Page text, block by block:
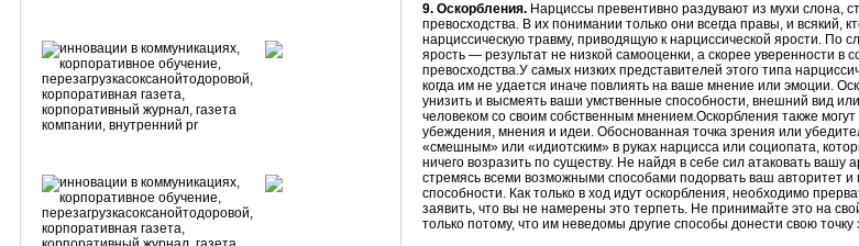
9. Оскорбления. Нарциссы превентивно раздувают из мухи слона,
превосходства. В их понимании только они всегда правы, и всякий,
нарциссическую травму, приводящую к нарциссической ярости. По
ярость — результат не низкой самооценки, а скорее уверенности в
превосходства.У самых низких представителей этого типа
когда им не удается иначе повлиять на ваше мнение или эмоции.
унизить и высмеять ваши умственные способности, внешний вид
человеком со своим собственным мнением.Оскорбления также
убеждения, мнения и идеи. Обоснованная точка зрения или
«смешным» или «идиотским» в руках нарцисса или социопата,
ничего возразить по существу. Не найдя в себе сил атаковать вашу
стремясь всеми возможными способами подорвать ваш авторитет
способности. Как только в ход идут оскорбления, необходимо
заявить, что вы не намерены это терпеть. Не принимайте это на
только потому, что им неведомы другие способы донести свою точку